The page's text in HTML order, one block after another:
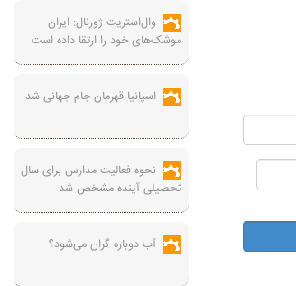
وال‌استریت ژورنال: ایران
موشک‌های خود را ارتقا داده است
اسپانیا قهرمان جام جهانی شد
نحوه فعالیت مدارس برای سال
تحصیلی آینده مشخص شد
آب دوباره گران می‌شود؟